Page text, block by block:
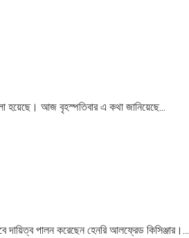
হয়েছে। আজ বৃহস্পতিবার এ কথা জানিয়েছে...
দায়িত্ব পালন করেছেন হেনরি আলফ্রেড কিসিঞ্জার।...